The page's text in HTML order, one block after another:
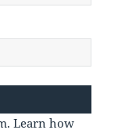
Learn how